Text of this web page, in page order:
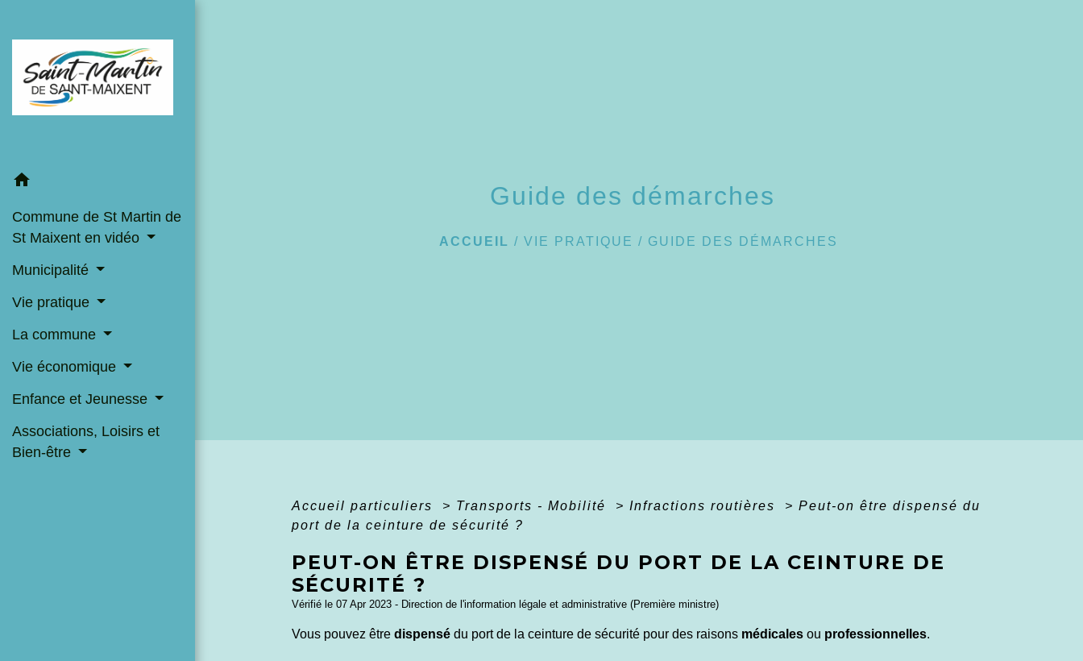
home
Commune de St Martin de
St Maixent en vidéo
Municipalité
Vie pratique
La commune
Vie économique
Enfance et Jeunesse
Associations, Loisirs et
Bien-être
Guide des démarches
ACCUEIL /VIE PRATIQUE / GUIDE DES DÉMARCHES
Accueil particuliers > Transports - Mobilité > Infractions routières > Peut-on être dispensé du
port de la ceinture de sécurité ?
PEUT-ON ÊTRE DISPENSÉ DU PORT DE LA CEINTURE DE
SÉCURITÉ ?
Vérifié le 07 Apr 2023 - Direction de l'information légale et administrative (Première ministre)
Vous pouvez être dispensédu port de la ceinture de sécurité pour des raisons médicalesou professionnelles.